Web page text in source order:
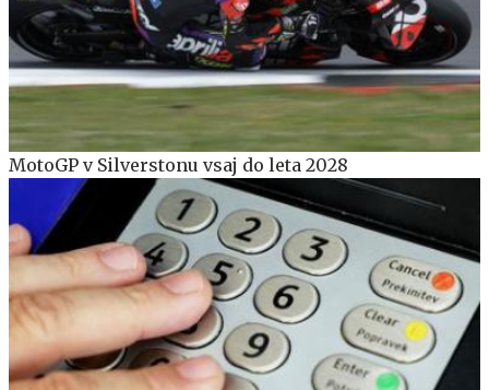
MotoGP v Silverstonu vsaj do leta 2028